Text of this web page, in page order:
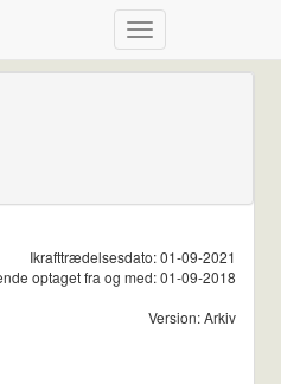
Ikrafttrædelsesdato: 01-09-2021
optaget fra og med: 01-09-2018
Version: Arkiv